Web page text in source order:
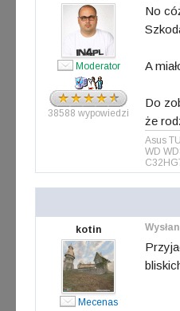
Moderator
38588 wypowiedzi
No
A
Do
że
Asus
WD
kotin
Mecenas